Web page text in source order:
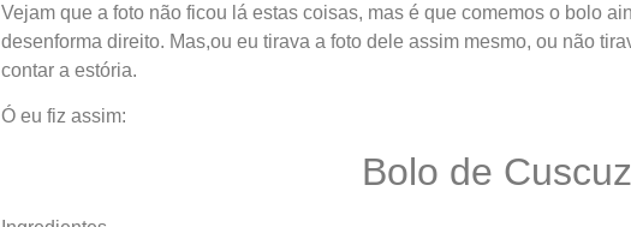
Vejam que a foto não ficou lá estas coisas, mas é que comemos o bolo
desenforma direito. Mas,ou eu tirava a foto dele assim mesmo, ou não
contar a estória.
Ó eu fiz assim:
Bolo de Cuscuz